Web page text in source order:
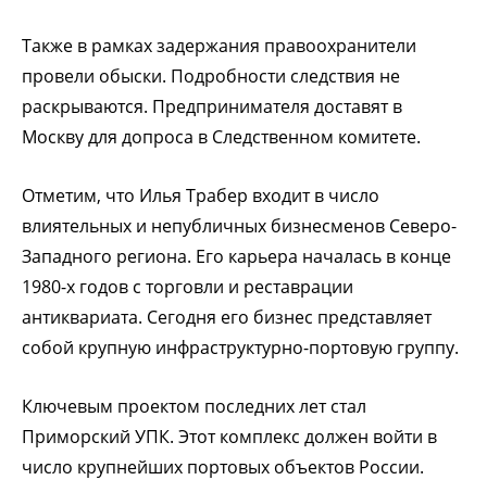
Также в рамках задержания правоохранители
провели обыски. Подробности следствия не
раскрываются. Предпринимателя доставят в
Москву для допроса в Следственном комитете.
Отметим, что Илья Трабер входит в число
влиятельных и непубличных бизнесменов Северо-
Западного региона. Его карьера началась в конце
1980-х годов с торговли и реставрации
антиквариата. Сегодня его бизнес представляет
собой крупную инфраструктурно-портовую группу.
Ключевым проектом последних лет стал
Приморский УПК. Этот комплекс должен войти в
число крупнейших портовых объектов России.